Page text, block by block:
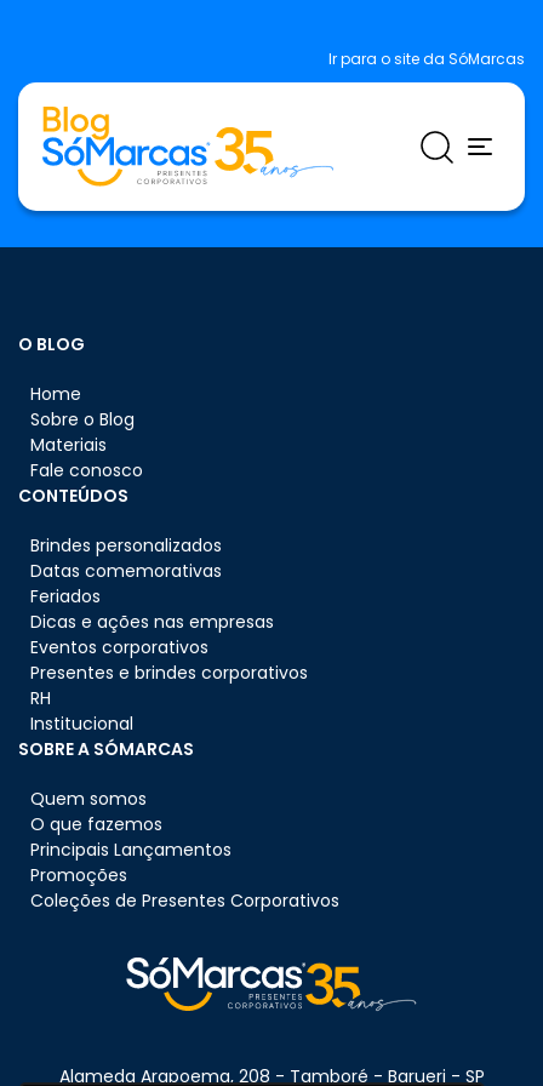
Ir para o site da SóMarcas
O BLOG
Home
Sobre o Blog
Materiais
Fale conosco
CONTEÚDOS
Brindes personalizados
Datas comemorativas
Feriados
Dicas e ações nas empresas
Eventos corporativos
Presentes e brindes corporativos
RH
Institucional
SOBRE A SÓMARCAS
Quem somos
O que fazemos
Principais Lançamentos
Promoções
Coleções de Presentes Corporativos
Alameda Arapoema, 208 - Tamboré - Barueri - SP